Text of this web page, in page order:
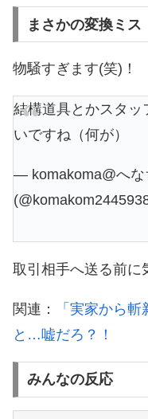
まさかの変換ミス
物騒すぎます(笑)！
結構道具とかスタッ
いですね（何が）
— komakoma@へな
取引相手へ送る前に
関連：
「実家から
と…嘘だろ？！
みんなの反応